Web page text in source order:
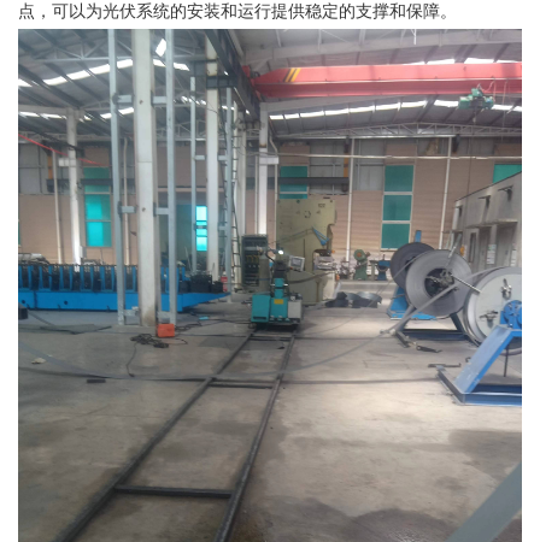
点，可以为光伏系统的安装和运行提供稳定的支撑和保障。